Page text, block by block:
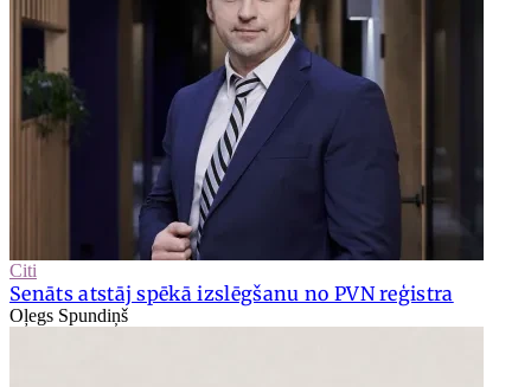
Citi
Senāts atstāj spēkā izslēgšanu no PVN reģistra
Oļegs Spundiņš